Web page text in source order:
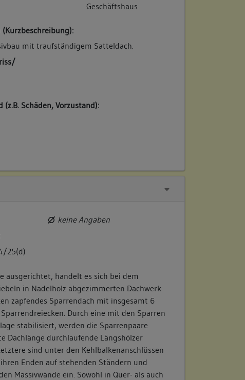
Geschäftshaus
mit traufständigem Satteldach.
Schäden, Vorzustand):
keine Angaben
25(d)
ausgerichtet, handelt es sich bei dem
in Nadelholz abgezimmerten Dachwerk
zapfendes Sparrendach mit insgesamt 6
Durch eine mit den Sparren
stabilisiert, werden die Sparrenpaare
Dachlänge durchlaufende Längshölzer
sind unter den Kehlbalkenanschlüssen
Enden auf stehenden Ständern und
Massivwände ein. Sowohl in Quer- als auch